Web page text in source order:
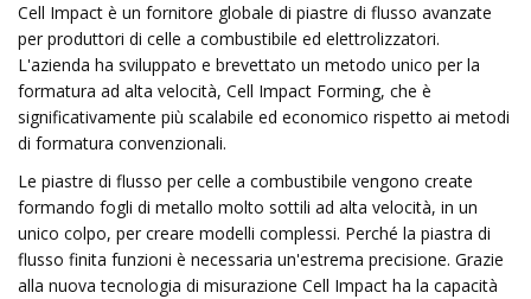
Cell Impact è un fornitore globale di piastre di flusso avanzate
per produttori di celle a combustibile ed elettrolizzatori.
L'azienda ha sviluppato e brevettato un metodo unico per la
formatura ad alta velocità, Cell Impact Forming, che è
significativamente più scalabile ed economico rispetto ai metodi
di formatura convenzionali.
Le piastre di flusso per celle a combustibile vengono create
formando fogli di metallo molto sottili ad alta velocità, in un
unico colpo, per creare modelli complessi. Perché la piastra di
flusso finita funzioni è necessaria un'estrema precisione. Grazie
alla nuova tecnologia di misurazione Cell Impact ha la capacità